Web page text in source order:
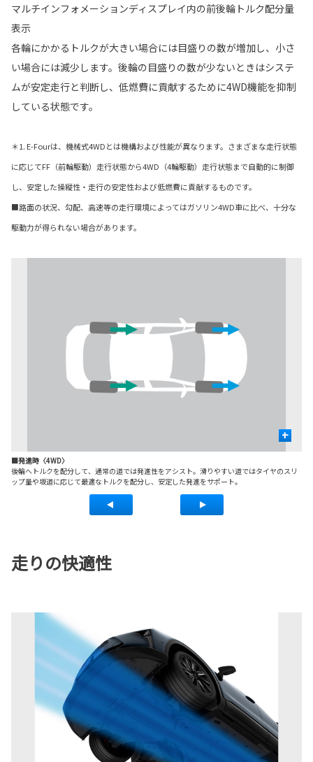
マルチインフォメーションディスプレイ内の前後輪トルク配分量
表示
各輪にかかるトルクが大きい場合には目盛りの数が増加し、小さ
い場合には減少します。後輪の目盛りの数が少ないときはシステ
ムが安定走行と判断し、低燃費に貢献するために4WD機能を抑制
している状態です。
＊1. E-Fourは、機械式4WDとは機構および性能が異なります。さまざまな走行状態
に応じてFF（前輪駆動）走行状態から4WD（4輪駆動）走行状態まで自動的に制御
し、安定した操縦性・走行の安定性および低燃費に貢献するものです。
■路面の状況、勾配、高速等の走行環境によってはガソリン4WD車に比べ、十分な
駆動力が得られない場合があります。
+
■発進時〈4WD〉
後輪へトルクを配分して、通常の道では発進性をアシスト。滑りやすい道ではタイヤのスリ
ップ量や坂道に応じて最適なトルクを配分し、安定した発進をサポート。
走りの快適性